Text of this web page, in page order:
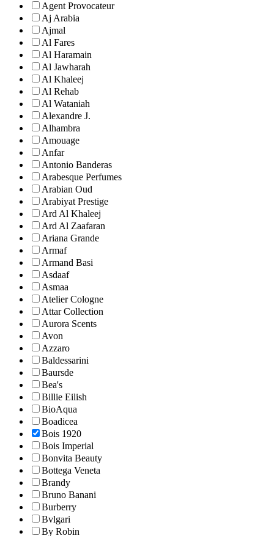
Agent Provocateur
Aj Arabia
Ajmal
Al Fares
Al Haramain
Al Jawharah
Al Khaleej
Al Rehab
Al Wataniah
Alexandre J.
Alhambra
Amouage
Anfar
Antonio Banderas
Arabesque Perfumes
Arabian Oud
Arabiyat Prestige
Ard Al Khaleej
Ard Al Zaafaran
Ariana Grande
Armaf
Armand Basi
Asdaaf
Asmaa
Atelier Cologne
Attar Collection
Aurora Scents
Avon
Azzaro
Baldessarini
Baursde
Bea's
Billie Eilish
BioAqua
Boadicea
Bois 1920
Bois Imperial
Bonvita Beauty
Bottega Veneta
Brandy
Bruno Banani
Burberry
Bvlgari
By Robin